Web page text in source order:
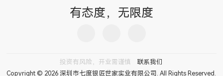
有态度，无限度
投资有风险，开业需谨慎
联系我们
Copyright © 2026 深圳市七度银匠世家实业有限公司. All Rights Reserved.